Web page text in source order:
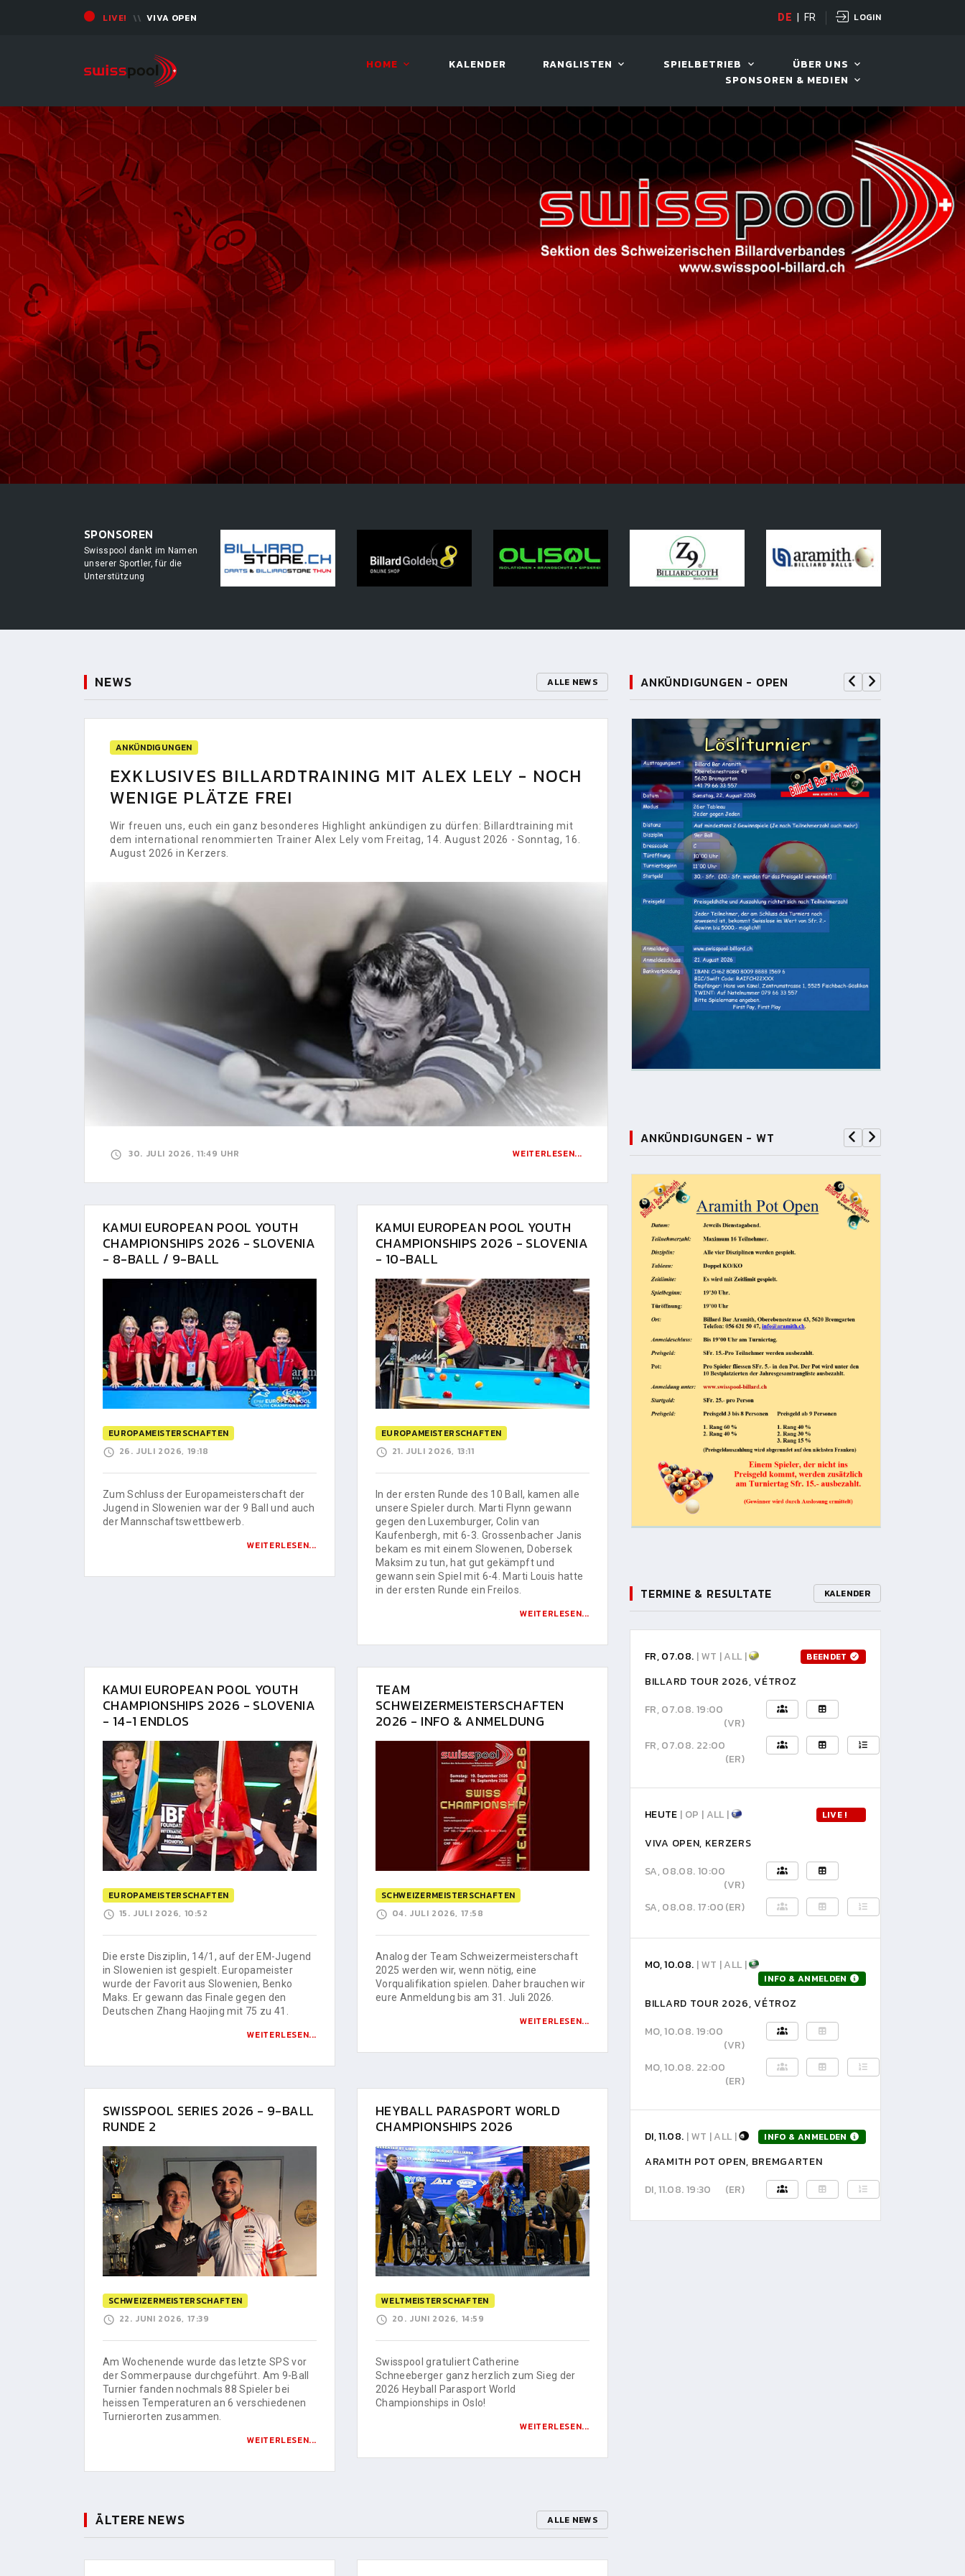
LIVE! VIVA OPEN LIVE! VIVA OPEN
DE FR LOGIN
HOME KALENDER RANGLISTEN SPIELBETRIEB
ÜBER UNS
SPONSOREN & MEDIEN
SPONSOREN
Swisspool dankt im Namen
unserer Sportler, für die
Unterstützung
NEWS ALLE NEWS
ANKÜNDIGUNGEN
EXKLUSIVES BILLARDTRAINING MIT ALEX LELY - NOCH
WENIGE PLÄTZE FREI
Wir freuen uns, euch ein ganz besonderes Highlight ankündigen zu dürfen: Billardtraining mit
dem international renommierten Trainer Alex Lely vom Freitag, 14. August 2026 - Sonntag, 16.
August 2026 in Kerzers.
30. JULI 2026, 11:49 UHR WEITERLESEN...
KAMUI EUROPEAN POOL YOUTH
CHAMPIONSHIPS 2026 - SLOVENIA
- 8-BALL / 9-BALL
EUROPAMEISTERSCHAFTEN
26. JULI 2026, 19:18
Zum Schluss der Europameisterschaft der
Jugend in Slowenien war der 9 Ball und auch
der Mannschaftswettbewerb.
WEITERLESEN...
KAMUI EUROPEAN POOL YOUTH
CHAMPIONSHIPS 2026 - SLOVENIA
- 10-BALL
EUROPAMEISTERSCHAFTEN
21. JULI 2026, 13:11
In der ersten Runde des 10 Ball, kamen alle
unsere Spieler durch. Marti Flynn gewann
gegen den Luxemburger, Colin van
Kaufenbergh, mit 6-3. Grossenbacher Janis
bekam es mit einem Slowenen, Dobersek
Maksim zu tun, hat gut gekämpft und
gewann sein Spiel mit 6-4. Marti Louis hatte
in der ersten Runde ein Freilos.
WEITERLESEN...
KAMUI EUROPEAN POOL YOUTH
CHAMPIONSHIPS 2026 - SLOVENIA
- 14-1 ENDLOS
EUROPAMEISTERSCHAFTEN
15. JULI 2026, 10:52
Die erste Disziplin, 14/1, auf der EM-Jugend
in Slowenien ist gespielt. Europameister
wurde der Favorit aus Slowenien, Benko
Maks. Er gewann das Finale gegen den
Deutschen Zhang Haojing mit 75 zu 41.
WEITERLESEN...
TEAM
SCHWEIZERMEISTERSCHAFTEN
2026 - INFO & ANMELDUNG
SCHWEIZERMEISTERSCHAFTEN
04. JULI 2026, 17:58
Analog der Team Schweizermeisterschaft
2025 werden wir, wenn nötig, eine
Vorqualifikation spielen. Daher brauchen wir
eure Anmeldung bis am 31. Juli 2026.
WEITERLESEN...
SWISSPOOL SERIES 2026 - 9-BALL
RUNDE 2
SCHWEIZERMEISTERSCHAFTEN
22. JUNI 2026, 17:39
Am Wochenende wurde das letzte SPS vor
der Sommerpause durchgeführt. Am 9-Ball
Turnier fanden nochmals 88 Spieler bei
heissen Temperaturen an 6 verschiedenen
Turnierorten zusammen.
WEITERLESEN...
HEYBALL PARASPORT WORLD
CHAMPIONSHIPS 2026
WELTMEISTERSCHAFTEN
20. JUNI 2026, 14:59
Swisspool gratuliert Catherine
Schneeberger ganz herzlich zum Sieg der
2026 Heyball Parasport World
Championships in Oslo!
WEITERLESEN...
ÄLTERE NEWS ALLE NEWS
ANKÜNDIGUNGEN - OPEN
ANKÜNDIGUNGEN - WT
TERMINE & RESULTATE KALENDER
FR, 07.08. | WT | ALL | BEENDET
BILLARD TOUR 2026, VÉTROZ
FR, 07.08. 19:00
(VR)
FR, 07.08. 22:00
(ER)
HEUTE | OP | ALL | LIVE !
VIVA OPEN, KERZERS
SA, 08.08. 10:00
(VR)
SA, 08.08. 17:00(ER)
MO, 10.08. | WT | ALL |
INFO & ANMELDEN
BILLARD TOUR 2026, VÉTROZ
MO, 10.08. 19:00
(VR)
MO, 10.08. 22:00
(ER)
DI, 11.08. | WT | ALL | INFO & ANMELDEN
ARAMITH POT OPEN, BREMGARTEN
DI, 11.08. 19:30
(ER)